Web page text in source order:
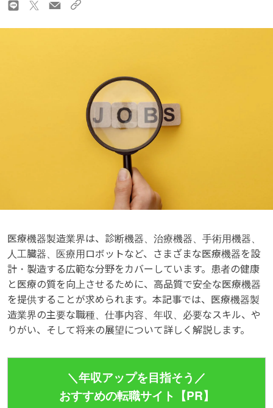
医療機器製造業界は、診断機器、治療機器、手術用機器、
人工臓器、医療用ロボットなど、さまざまな医療機器を設
計・製造する広範な分野をカバーしています。患者の健康
と医療の質を向上させるために、高品質で安全な医療機器
を提供することが求められます。本記事では、医療機器製
造業界の主要な職種、仕事内容、年収、必要なスキル、や
りがい、そして将来の展望について詳しく解説します。
＼年収アップを目指そう／
おすすめの転職サイト【PR】